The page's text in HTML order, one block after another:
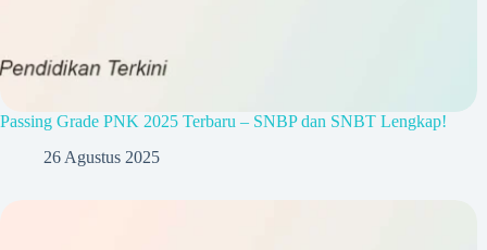
Passing Grade PNK 2025 Terbaru – SNBP dan SNBT Lengkap!
26 Agustus 2025